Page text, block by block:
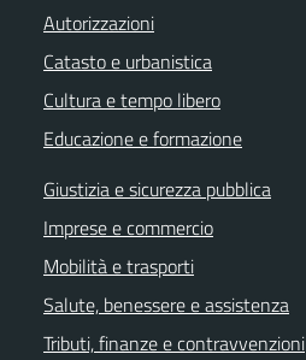
Autorizzazioni
Catasto e urbanistica
Cultura e tempo libero
Educazione e formazione
Giustizia e sicurezza pubblica
Imprese e commercio
Mobilità e trasporti
Salute, benessere e assistenza
Tributi, finanze e contravvenzioni